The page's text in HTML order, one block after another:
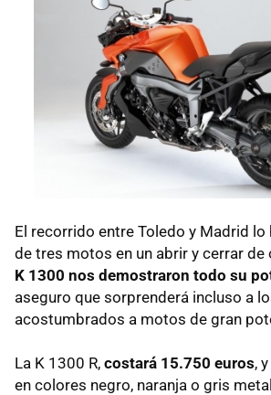
El recorrido entre Toledo y Madrid
de tres motos en un abrir y cerrar de
K 1300 nos demostraron todo su
aseguro que sorprenderá incluso a
acostumbrados a motos de gran
La K 1300 R, costará 15.750 euros,
en colores negro, naranja o gris